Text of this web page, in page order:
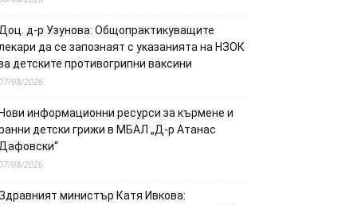
д-р Узунова: Общопрактикуващите
да се запознаят с указанията на НЗОК
детските противогрипни ваксини
08/2026
информационни ресурси за кърмене и
детски грижи в МБАЛ „Д-р Атанас
08/2026
министър Катя Ивкова: